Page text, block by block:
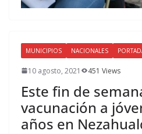
MUNICIPIOS NACIONALES
10 agosto, 2021 451 Views
Este fin de
vacunación a
años en